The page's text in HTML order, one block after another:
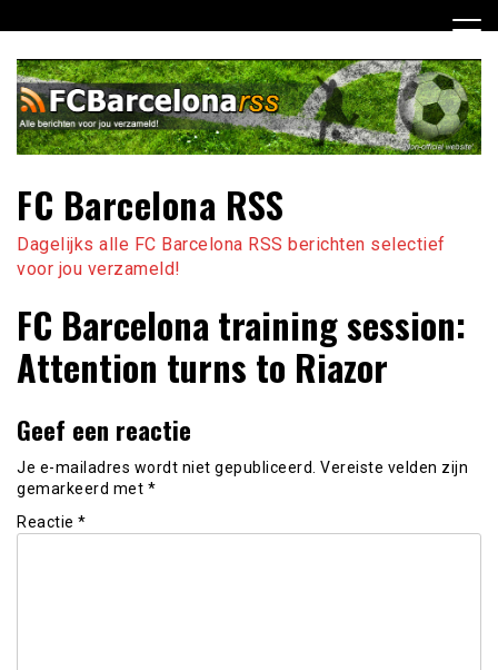
naar
inhoud
FC Barcelona RSS
Dagelijks alle FC Barcelona RSS berichten selectief
voor jou verzameld!
FC Barcelona training session:
Attention turns to Riazor
Geef een reactie
Je e-mailadres wordt niet gepubliceerd. Vereiste velden zijn
gemarkeerd met *
Reactie *